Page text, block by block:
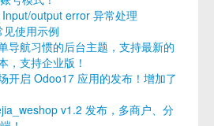
output error 异常处理
使用示例
导航习惯的后台主题，支持最新的
，支持企业版！
开启 Odoo17 应用的发布！增加了
v1.2 发布，多商户、分